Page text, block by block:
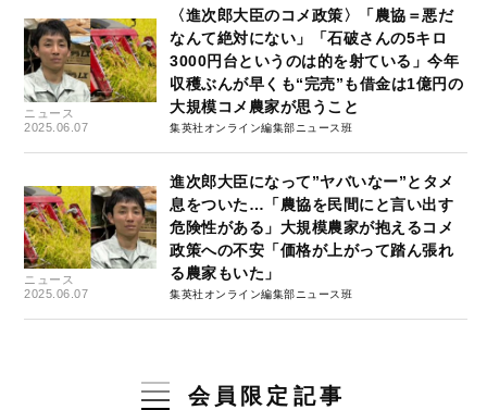
ニュース
2025.06.07
〈進次郎大臣のコメ政策〉「農協＝悪だ
なんて絶対にない」「石破さんの5キロ
3000円台というのは的を射ている」今年
収穫ぶんが早くも“完売”も借金は1億円の
大規模コメ農家が思うこと
集英社オンライン編集部ニュース班
ニュース
2025.06.07
進次郎大臣になって”ヤバいなー”とタメ
息をついた…「農協を民間にと言い出す
危険性がある」大規模農家が抱えるコメ
政策への不安「価格が上がって踏ん張れ
る農家もいた」
集英社オンライン編集部ニュース班
会員限定記事